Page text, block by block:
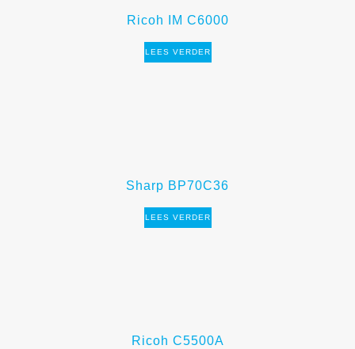
Ricoh IM C6000
LEES VERDER
Sharp BP70C36
LEES VERDER
Ricoh C5500A